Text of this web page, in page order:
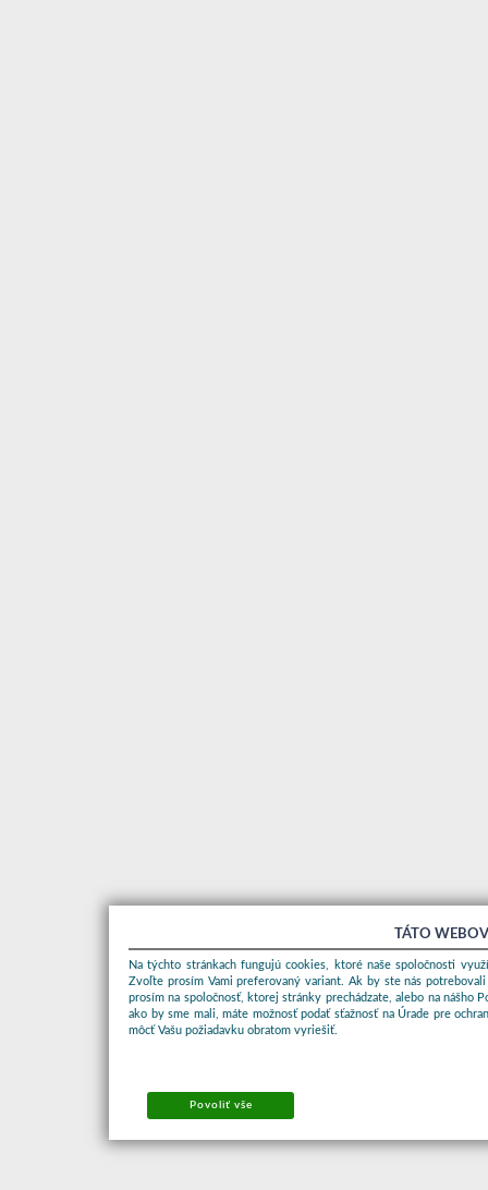
TÁTO
Na týchto stránkach fungujú cookies, ktoré naše spoločnosti
Zvoľte prosím Vami preferovaný variant. Ak by ste nás
prosím na spoločnosť, ktorej stránky prechádzate, alebo na nášho
ako by sme mali, máte možnosť podať sťažnosť na Úrade pre
môcť Vašu požiadavku obratom vyriešiť.
Povoliť vše